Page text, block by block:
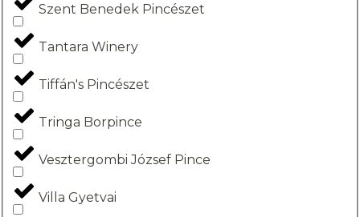
Szent Benedek Pincészet
Tantara Winery
Tiffán's Pincészet
Tringa Borpince
Vesztergombi József Pince
Villa Gyetvai